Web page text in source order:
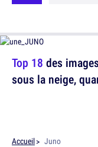
Top 18 des
sous la neige,
Accueil Juno